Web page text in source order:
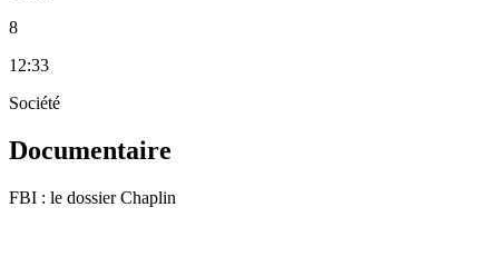
8
12:33
Société
Documentaire
FBI : le dossier Chaplin